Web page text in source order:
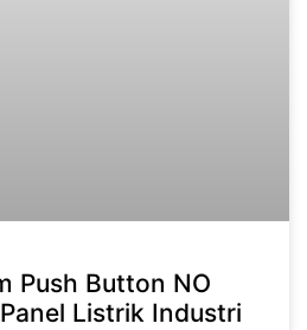
Push Button NO
Listrik Industri